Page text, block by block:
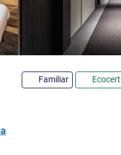
3 estrelas
Familiar